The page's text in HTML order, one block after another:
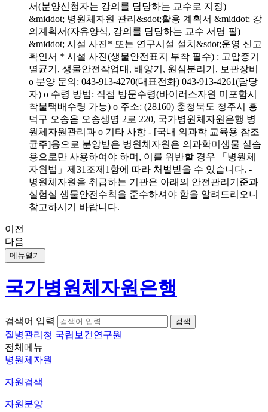
서(분양신청자는 강의를 담당하는 교수로 지정)
&middot; 병원체자원 관리&sdot;활용 계획서 &middot; 강
의계획서(자유양식, 강의를 담당하는 교수 서명 필)
&middot; 시설 사진* 또는 연구시설 설치&sdot;운영 신고
확인서 * 시설 사진(생물안전표지 부착 필수) : 고압증기
멸균기, 생물안전작업대, 배양기, 원심분리기, 보관장비
o 분양 문의: 043-913-4270(대표전화) 043-913-4261(담당
자) o 수령 방법: 직접 방문수령(바이러스자원 미포함시
착불택배수령 가능) o 주소: (28160) 충청북도 청주시 흥
덕구 오송읍 오송생명 2로 220, 국가병원체자원은행 병
원체자원관리과 o 기타 사항 - [국내 의과학 교육용 참조
균주]용으로 분양받은 병원체자원은 의과학미생물 실습
용으로만 사용하여야 하며, 이를 위반할 경우 「병원체
자원법」제31조제1항에 따라 처벌받을 수 있습니다. -
병원체자원을 취급하는 기관은 아래의 안전관리기준과
실험실 생물안전수칙을 준수하셔야 함을 알려드리오니
참고하시기 바랍니다.
이전
다음
메뉴열기
국가병원체자원은행
검색어 입력
질병관리청 국립보건연구원
전체메뉴
병원체자원
자원검색
자원분양